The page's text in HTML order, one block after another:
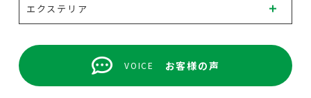
エクステリア
VOICE お客様の声